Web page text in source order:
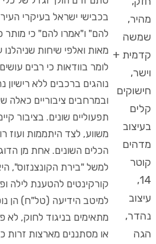
מהיר,
שמשה
קדמית +
וישר,
חישוקים
קלים
בעיצוב
מדהים
קוטר
14,
עיצוב
נהדר,
הגה
בכבישי ישראל בעיקרי
להם" ו"אמרו להם" כי מותר
מאות ואלפי שיחות
לומר בוודאות כי רבים
נוהגים ברכבים ללא
ובמרחבים ציבוריים כאלה
תפעוליים שונים. בציבור
משווע, לצד היתממות ועוז
הכלים השונים. אחת מן
למשל "בירת הקונצנזוס",
קורקינטים להטענת לילה
למיטב הידיעה (טל"ח) הן
מתאימים בניגוד לחוק, לא
או מסתננים מארצות זרות